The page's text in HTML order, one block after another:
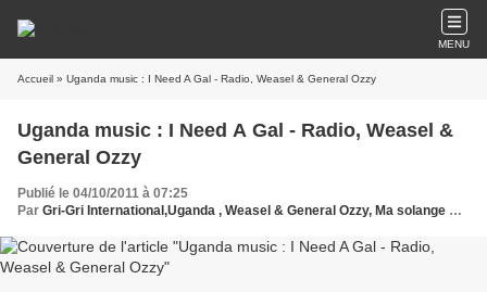
MENU
Accueil » Uganda music : I Need A Gal - Radio, Weasel & General Ozzy
Uganda music : I Need A Gal - Radio, Weasel &
General Ozzy
Publié le 04/10/2011 à 07:25
Par Gri-Gri International,Uganda , Weasel & General Ozzy, Ma solange Oussou